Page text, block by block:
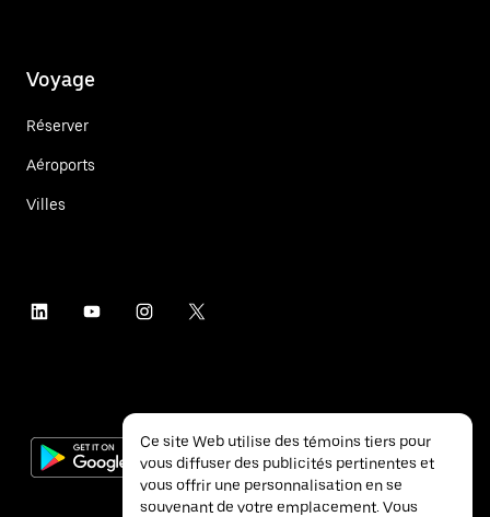
Voyage
Réserver
Aéroports
Villes
Ce site Web utilise des témoins tiers pour
vous diffuser des publicités pertinentes et
vous offrir une personnalisation en se
souvenant de votre emplacement. Vous